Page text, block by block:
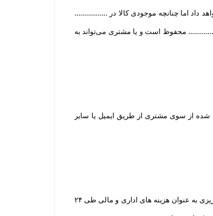
داد اما چنانچه موجودی کالا در .................
محفوظ است و یا مشتری می‏‌تواند به
۴۸ ساعت کاری به حساب مشتری (اعلام شده از سوی مشتری از طریق ایمیل یا سایر
یا انصراف مشتری از خرید ،زمانی که محصول بسته بندی و ارسال شده باشد مبلغ پرداخت شده با کسر ۲۰ درصد از مبلغ واریزی به عنوان هزینه های اداری و مالی طی ۲۴